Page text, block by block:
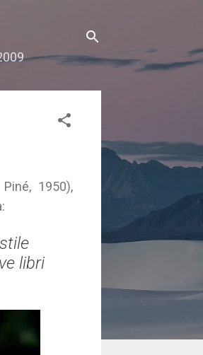
1950),
libri